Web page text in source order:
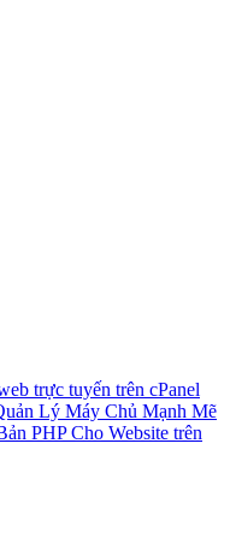
trực tuyến trên cPanel
Lý Máy Chủ Mạnh Mẽ
PHP Cho Website trên